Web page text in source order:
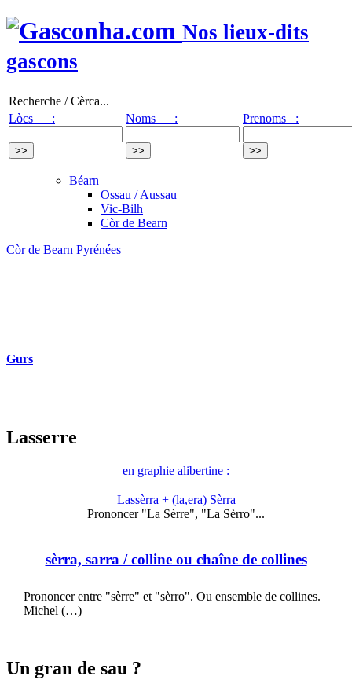
Nos lieux-dits
gascons
Recherche / Cèrca...
Lòcs :
Noms : Prenoms :
Béarn
Ossau / Aussau
Vic-Bilh
Còr de Bearn
Còr de Bearn Pyrénées
Gurs
Lasserre
en graphie alibertine :
Lassèrra + (la,era) Sèrra
Prononcer "La Sèrre", "La Sèrro"...
sèrra, sarra / colline ou chaîne de collines
Prononcer entre "sèrre" et "sèrro". Ou ensemble de collines.
Michel (…)
Un gran de sau ?